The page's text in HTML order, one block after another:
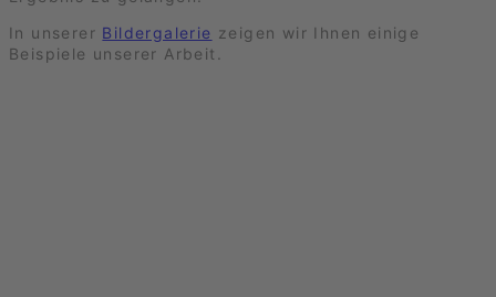
In unserer Bildergalerie zeigen wir Ihnen einige
Beispiele unserer Arbeit.